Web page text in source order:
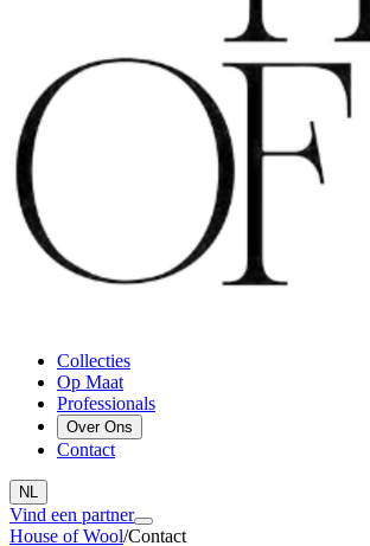
Collecties
Op Maat
Professionals
Over Ons
Contact
NL
Vind een partner
House of Wool/Contact